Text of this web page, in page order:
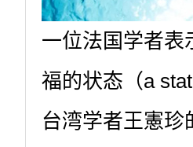
一位法国学者表
福的状态（a
台湾学者王憲